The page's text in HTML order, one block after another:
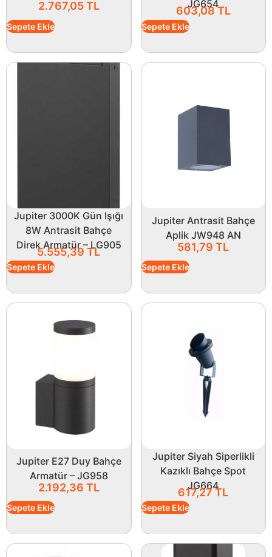
2.767,05TL
Sepete Ekle
JG654
603,08TL
Sepete Ekle
Jupiter 3000K Gün Işığı
8W Antrasit Bahçe
Direk Armatür – LG905
5.555,39 TL
Sepete Ekle
Jupiter Antrasit Bahçe
Aplik JW948 AN
581,79 TL
Sepete Ekle
Jupiter E27 Duy Bahçe
Armatür – JG958
2.192,36 TL
Sepete Ekle
Jupiter Siyah Siperlikli
Kazıklı Bahçe Spot
JG664
617,27 TL
Sepete Ekle